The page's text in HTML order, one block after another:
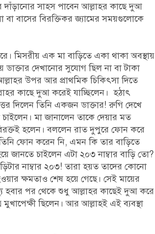
সাহস পাবেন আল্লাহর কাছে দুআ
বাসের বিরক্তিকর জ্যামের সময়গুলোকে
মিসরীয় এক মা বাড়িতে একা থাকা অবস্থায়
দেখানোর সুযোগ ছিল না বা টাকা
উপর আর প্রাথমিক চিকিৎসা দিতে
কাছে দুআ করেই যাচ্ছিলেন। হঠাৎ
দিলেন তিনি একজন ডাক্তার! রুগি দেখে
মা জানালেন তাকে দেয়ার মত
হলেন। বললেন রাত দুপুরে ফোন করে
ফোন করেন নি, এমন কি তার বাড়িতে
জানতে চাইলেন এটা ২০৩ নাম্বার বাড়ি তো?
নাম্বার ২০৩! তারা হয়ত তাদের কোনো
ক্ষমতাও শেষ হয়ে গেছে। সেই মায়ের
হবার পর থেকে শুধু আল্লাহর কাছেই দুআ করে
মুখাপেক্ষী ছিলেন। আর আল্লাহই এই ব্যবস্থা